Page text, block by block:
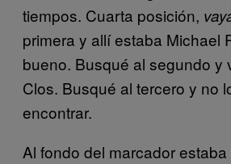
tiempos. Cuarta posición,
primera y allí estaba Michael
bueno. Busqué al segundo y
Clos. Busqué al tercero y no
encontrar.
Al fondo del marcador